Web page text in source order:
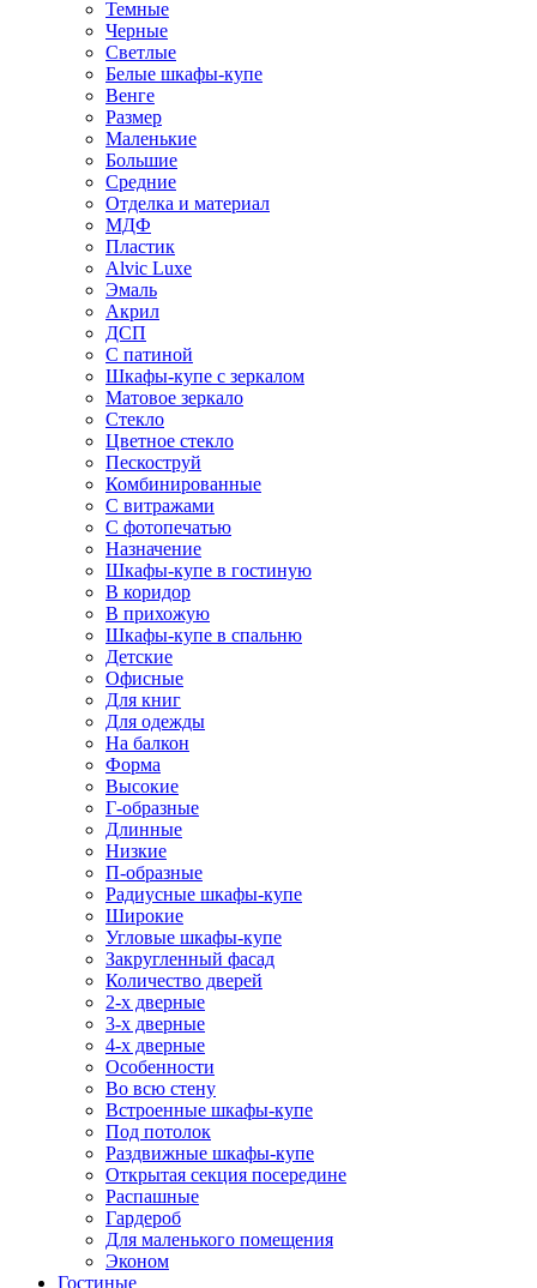
Темные
Черные
Светлые
Белые шкафы-купе
Венге
Размер
Маленькие
Большие
Средние
Отделка и материал
МДФ
Пластик
Alvic Luxe
Эмаль
Акрил
ДСП
С патиной
Шкафы-купе с зеркалом
Матовое зеркало
Стекло
Цветное стекло
Пескоструй
Комбинированные
С витражами
С фотопечатью
Назначение
Шкафы-купе в гостиную
В коридор
В прихожую
Шкафы-купе в спальню
Детские
Офисные
Для книг
Для одежды
На балкон
Форма
Высокие
Г-образные
Длинные
Низкие
П-образные
Радиусные шкафы-купе
Широкие
Угловые шкафы-купе
Закругленный фасад
Количество дверей
2-х дверные
3-х дверные
4-х дверные
Особенности
Во всю стену
Встроенные шкафы-купе
Под потолок
Раздвижные шкафы-купе
Открытая секция посередине
Распашные
Гардероб
Для маленького помещения
Эконом
Гостиные